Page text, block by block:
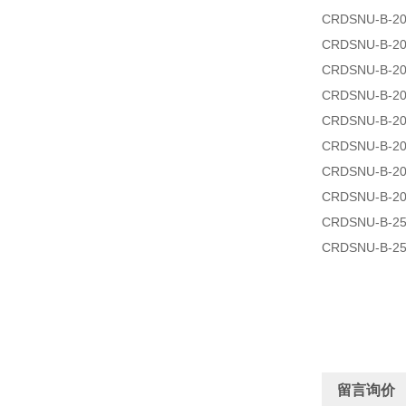
CRDSNU-B-
CRDSNU-B-
CRDSNU-B-
CRDSNU-B-
CRDSNU-B-
CRDSNU-B-
CRDSNU-B-
CRDSNU-B-
CRDSNU-B-
CRDSNU-B-
留言询价